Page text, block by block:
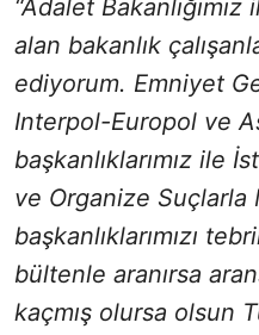
“Adalet
alan bakanlık
ediyorum. Emniyet
Interpol-Europol ve
başkanlıklarımız ile
ve Organize Suçlarla
başkanlıklarımızı
bültenle aranırsa
kaçmış olursa olsun